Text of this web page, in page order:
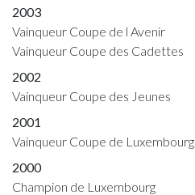
2003
Vainqueur Coupe de l Avenir
Vainqueur Coupe des Cadettes
2002
Vainqueur Coupe des Jeunes
2001
Vainqueur Coupe de Luxembourg
2000
Champion de Luxembourg